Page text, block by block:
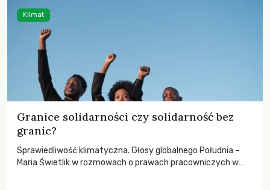
Granice solidarności czy solidarność bez
granic?
Sprawiedliwość klimatyczna. Głosy globalnego Południa –
Maria Świetlik w rozmowach o prawach pracowniczych w
Klimat